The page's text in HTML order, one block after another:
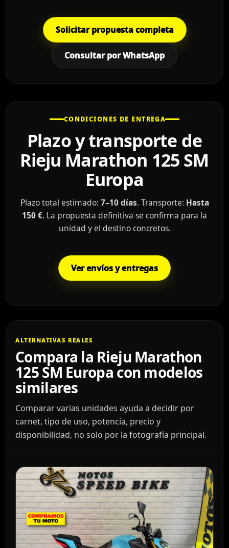
Solicitar propuesta completa
Consultar por WhatsApp
CONDICIONES DE ENTREGA
Plazo y transporte de
Rieju Marathon 125 SM
Europa
Plazo total estimado: 7–10 días. Transporte: Hasta
150 €. La propuesta definitiva se confirma para la
unidad y el destino concretos.
Ver envíos y entregas
ALTERNATIVAS REALES
Compara la Rieju Marathon
125 SM Europa con modelos
similares
Comparar varias unidades ayuda a decidir por
carnet, tipo de uso, potencia, precio y
disponibilidad, no solo por la fotografía principal.